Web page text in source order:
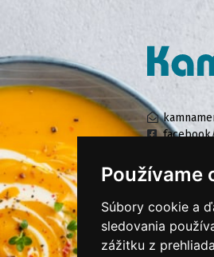
Používame
Súbory cookie a
sledovania
zážitku z